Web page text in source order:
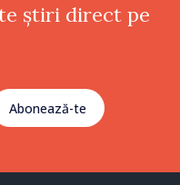
știri direct pe
Abonează-te